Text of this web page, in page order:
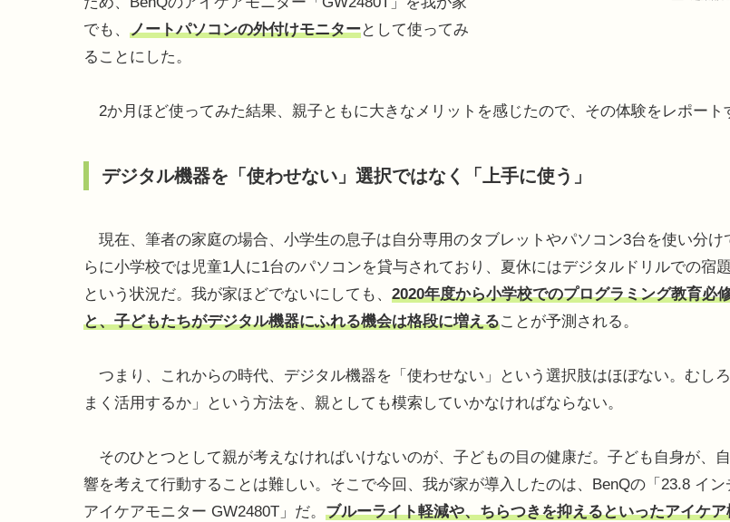
でも、 ノートパソコンの外付けモニターとして使ってみ
ることにした。
2か月ほど使ってみた結果、親子ともに大きなメリットを感じたので、その体験をレポート
デジタル機器を「使わせない」選択ではなく「上手に使う」
現在、筆者の家庭の場合、小学生の息子は自分専用のタブレットやパソコン3台を使い分け
らに小学校では児童1人に1台のパソコンを貸与されており、夏休にはデジタルドリルでの宿
という状況だ。我が家ほどでないにしても、 2020年度から小学校でのプログラミング教育必
と、子どもたちがデジタル機器にふれる機会は格段に増えることが予測される。
つまり、これからの時代、デジタル機器を「使わせない」という選択肢はほぼない。むし
まく活用するか」という方法を、親としても模索していかなければならない。
そのひとつとして親が考えなければいけないのが、子どもの目の健康だ。子ども自身が、
響を考えて行動することは難しい。そこで今回、我が家が導入したのは、BenQの「23.8 イン
アイケアモニター GW2480T」だ。 ブルーライト軽減や、ちらつきを抑えるといったアイケ